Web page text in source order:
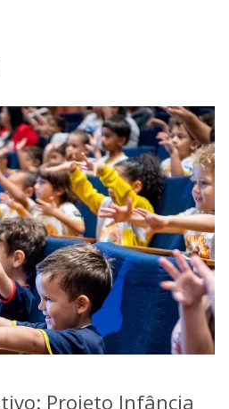
Projeto Infância